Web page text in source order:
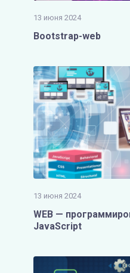
13 июня 2024
Bootstrap-web
13 июня 2024
WEB —
JavaScript